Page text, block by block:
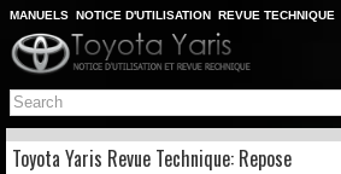
MANUELS NOTICE D'UTILISATION REVUE TECHNIQUE
PLAN DU SITE
CHERCHER
Toyota Yaris Revue Technique: Repose